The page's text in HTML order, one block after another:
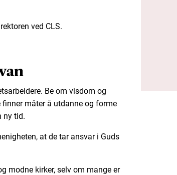
ved CLS.
Be om visdom og
måter å utdanne og forme
ny tid.
at de tar ansvar i Guds
modne kirker, selv om mange er